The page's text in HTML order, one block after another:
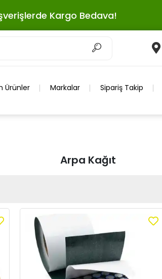
Kargo Bedava!
Ürünler Markalar Sipariş Takip
Arpa Kağıt